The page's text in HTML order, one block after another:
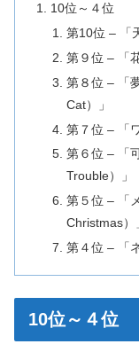
10位～４位
第10位 – 「
第９位 – 「
第８位 – 「
Cat）」
第７位 – 「
第６位 – 「
Trouble）」
第５位 – 「
Christmas）
第４位 – 「
10位～４位